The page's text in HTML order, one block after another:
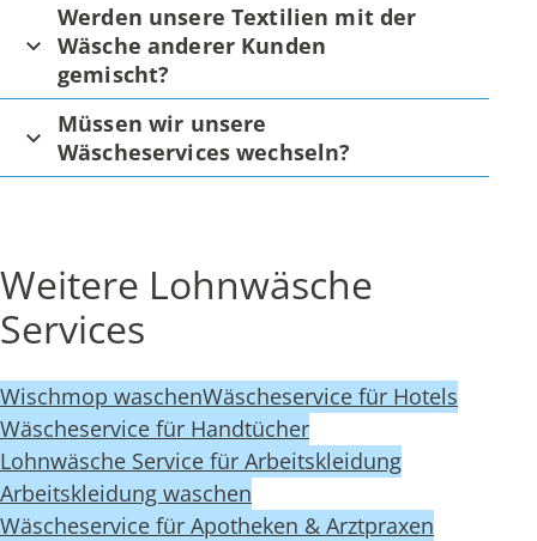
Werden unsere Textilien mit der
Wäsche anderer Kunden
gemischt?
Müssen wir unsere
Wäscheservices wechseln?
Weitere Lohnwäsche
Services
Wischmop waschenWäscheservice für Hotels
Wäscheservice für Handtücher
Lohnwäsche Service für Arbeitskleidung
Arbeitskleidung waschen
Wäscheservice für Apotheken & Arztpraxen